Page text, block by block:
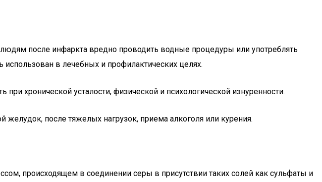
после инфаркта вредно проводить водные процедуры или употреблять
в лечебных и профилактических целях.
хронической усталости, физической и психологической изнуренности.
после тяжелых нагрузок, приема алкоголя или курения.
происходящем в соединении серы в присутствии таких солей как сульфаты и